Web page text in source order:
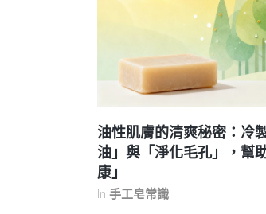
油性肌膚的清爽秘密：冷
油」與「淨化毛孔」，幫
康」
In 手工皂常識